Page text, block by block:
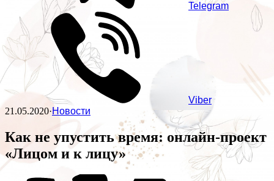
Telegram
Viber
21.05.2020·Новости
Как не упустить время: онлайн-проект
«Лицом и к лицу»